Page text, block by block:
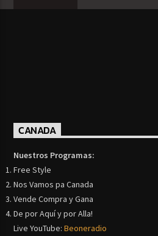
CANADA
Nuestros Programas:
Free Style
Nos Vamos pa Canada
Vende Compra y Gana
De por Aquí y por Alla!
Live YouTube:Beoneradio